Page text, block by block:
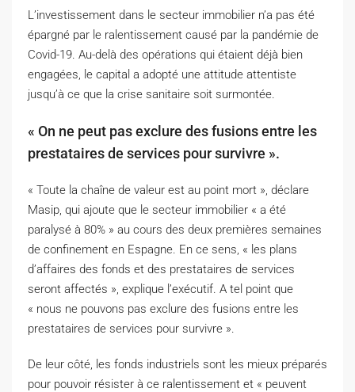
L’investissement dans le secteur immobilier n’a pas été
épargné par le ralentissement causé par la pandémie de
Covid-19. Au-delà des opérations qui étaient déjà bien
engagées, le capital a adopté une attitude attentiste
jusqu’à ce que la crise sanitaire soit surmontée.
« On ne peut pas exclure des fusions entre les
prestataires de services pour survivre ».
« Toute la chaîne de valeur est au point mort », déclare
Masip, qui ajoute que le secteur immobilier « a été
paralysé à 80% » au cours des deux premières semaines
de confinement en Espagne. En ce sens, « les plans
d’affaires des fonds et des prestataires de services
seront affectés », explique l’exécutif. A tel point que
« nous ne pouvons pas exclure des fusions entre les
prestataires de services pour survivre ».
De leur côté, les fonds industriels sont les mieux préparés
pour pouvoir résister à ce ralentissement et « peuvent